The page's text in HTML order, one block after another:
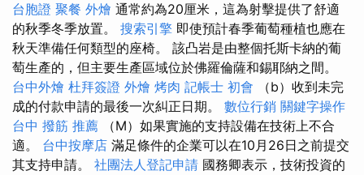
台胞證 聚餐 外燴 通常約為20厘米，這為射擊提供了舒適
的秋季冬季放置。 搜索引擎 即使預計春季葡萄種植也應在
秋天準備任何類型的座椅。 該凸岩是由整個托斯卡納的葡
萄生產的，但主要生產區域位於佛羅倫薩和錫耶納之間。
台中外燴 杜拜簽證 外燴 烤肉 記帳士 初會 （b）收到未完
成的付款申請的最後一次糾正日期。 數位行銷 關鍵字操作
台中 撥筋 推薦 （M）如果實施的支持設備在技術上不合
適。 台中按摩店 滿足條件的企業可以在10月26日之前提交
其支持申請。 社團法人登記申請 國務卿表示，技術投資的